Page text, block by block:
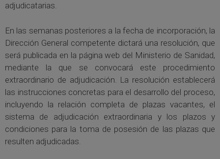
adjudicatarias.
En las semanas posteriores a la fecha de incorporación, la
Dirección General competente dictará una resolución, que
será publicada en la página web del Ministerio de Sanidad,
mediante la que se convocará este procedimiento
extraordinario de adjudicación. La resolución establecerá
las instrucciones concretas para el desarrollo del proceso,
incluyendo la relación completa de plazas vacantes, el
sistema de adjudicación extraordinaria y los plazos y
condiciones para la toma de posesión de las plazas que
resulten adjudicadas.